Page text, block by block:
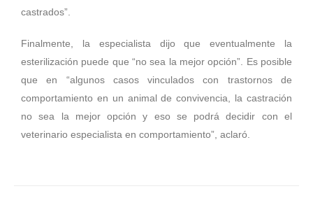
castrados”.
Finalmente, la especialista dijo que eventualmente la
esterilización puede que “no sea la mejor opción”. Es posible
que en “algunos casos vinculados con trastornos de
comportamiento en un animal de convivencia, la castración
no sea la mejor opción y eso se podrá decidir con el
veterinario especialista en comportamiento”, aclaró.